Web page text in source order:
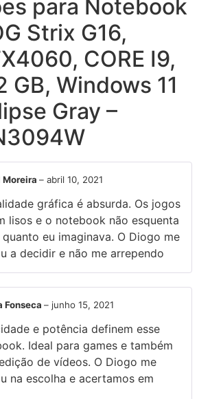
para Notebook
Strix G16,
CORE I9,
GB, Windows 11
Gray –
Moreira – abril 10, 2021
gráfica é absurda. Os jogos
lisos e o notebook não esquenta
eu imaginava. O Diogo me
a decidir e não me arrependo
Fonseca – junho 15, 2021
e potência definem esse
Ideal para games e também
de vídeos. O Diogo me
na escolha e acertamos em